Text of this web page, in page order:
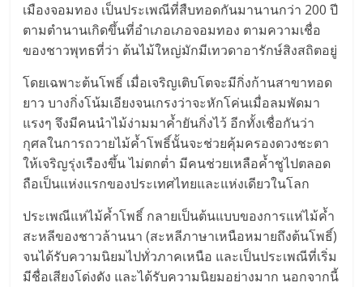
เมืองจอมทอง เป็นประเพณีที่สืบทอดกันมานานกว่า 200 ปี
ตามตำนานเกิดขึ้นที่อำเภอเภอจอมทอง ตามความเชื่อ
ของชาวพุทธที่ว่า ต้นไม้ใหญ่มักมีเทวดาอารักษ์สิงสถิตอยู่
โดยเฉพาะต้นโพธิ์ เมื่อเจริญเติบโตจะมีกิ่งก้านสาขาทอด
ยาว บางกิ่งโน้มเอียงจนเกรงว่าจะหักโค่นเมื่อลมพัดมา
แรงๆ จึงมีคนนำไม้ง่ามมาค้ำยันกิ่งไว้ อีกทั้งเชื่อกันว่า
กุศลในการถวายไม้ค้ำโพธิ์นั้นจะช่วยคุ้มครองดวงชะตา
ให้เจริญรุ่งเรืองขึ้น ไม่ตกต่ำ มีคนช่วยเหลือค้ำชูไปตลอด
ถือเป็นแห่งแรกของประเทศไทยและแห่งเดียวในโลก
ประเพณีแห่ไม้ค้ำโพธิ์ กลายเป็นต้นแบบของการแห่ไม้ค้ำ
สะหลีของชาวล้านนา (สะหลีภาษาเหนือหมายถึงต้นโพธิ์)
จนได้รับความนิยมไปทั่วภาคเหนือ และเป็นประเพณีที่เริ่ม
มีชื่อเสียงโด่งดัง และได้รับความนิยมอย่างมาก นอกจากนี้